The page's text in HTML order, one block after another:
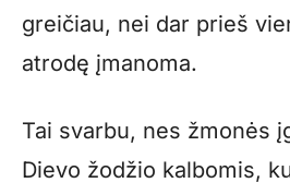
greičiau, nei dar prieš
atrodę įmanoma.
Tai svarbu, nes žmonės
Dievo žodžio kalbomis,